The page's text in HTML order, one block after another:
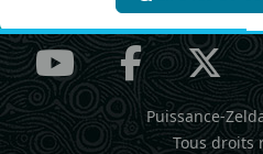
Puissance-
Tous droits